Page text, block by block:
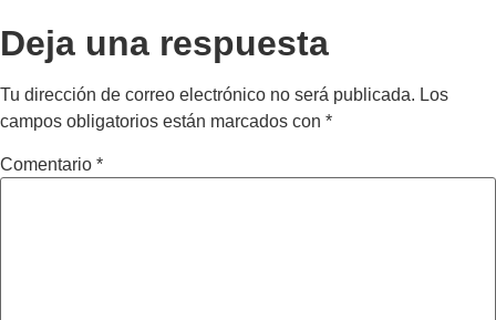
Deja una respuesta
Tu dirección de correo electrónico no será publicada. Los
campos obligatorios están marcados con *
Comentario *